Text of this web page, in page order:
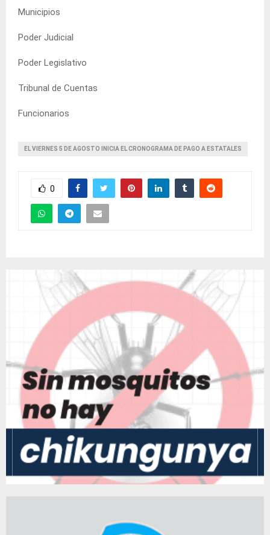
Municipios
Poder Judicial
Poder Legislativo
Tribunal de Cuentas
Funcionarios
EL VIERNES 5 DE AGOSTO INICIA EL CRONOGRAMA DE PAGO A ESTATALES
0